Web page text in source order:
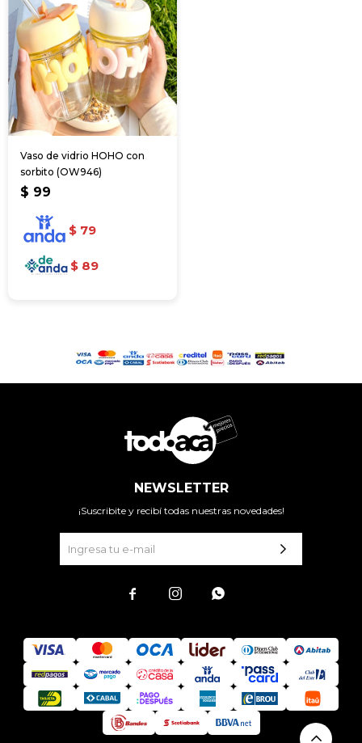
Vaso de vidrio HOHO con
sorbito (OW946)
$ 99
$ 79
$ 89
NEWSLETTER
¡Suscribite y recibí todas nuestras novedades!
  